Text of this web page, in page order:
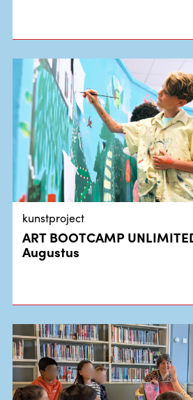
kunstproject
ART BOOTCAMP
Augustus